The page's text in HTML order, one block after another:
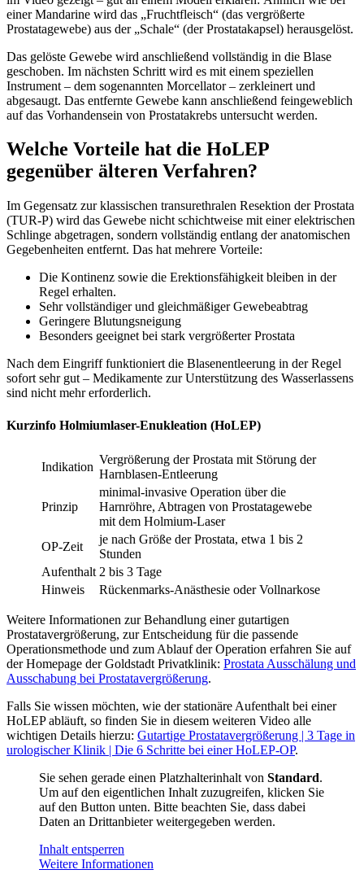
einer Mandarine wird das „Fruchtfleisch“ (das vergrößerte
Prostatagewebe) aus der „Schale“ (der Prostatakapsel) herausgelöst.
Das gelöste Gewebe wird anschließend vollständig in die Blase
geschoben. Im nächsten Schritt wird es mit einem speziellen
Instrument – dem sogenannten Morcellator – zerkleinert und
abgesaugt. Das entfernte Gewebe kann anschließend feingeweblich
auf das Vorhandensein von Prostatakrebs untersucht werden.
Welche Vorteile hat die HoLEP
gegenüber älteren Verfahren?
Im Gegensatz zur klassischen transurethralen Resektion der Prostata
(TUR-P) wird das Gewebe nicht schichtweise mit einer elektrischen
Schlinge abgetragen, sondern vollständig entlang der anatomischen
Gegebenheiten entfernt. Das hat mehrere Vorteile:
Die Kontinenz sowie die Erektionsfähigkeit bleiben in der
Regel erhalten.
Sehr vollständiger und gleichmäßiger Gewebeabtrag
Geringere Blutungsneigung
Besonders geeignet bei stark vergrößerter Prostata
Nach dem Eingriff funktioniert die Blasenentleerung in der Regel
sofort sehr gut – Medikamente zur Unterstützung des Wasserlassens
sind nicht mehr erforderlich.
Kurzinfo Holmiumlaser-Enukleation (HoLEP)
Indikation
Vergrößerung der Prostata mit Störung der
Harnblasen-Entleerung
Prinzip
minimal-invasive Operation über die
Harnröhre, Abtragen von Prostatagewebe
mit dem Holmium-Laser
OP-Zeit
je nach Größe der Prostata, etwa 1 bis 2
Stunden
Aufenthalt 2 bis 3 Tage
Hinweis
Rückenmarks-Anästhesie oder Vollnarkose
Weitere Informationen zur Behandlung einer gutartigen
Prostatavergrößerung, zur Entscheidung für die passende
Operationsmethode und zum Ablauf der Operation erfahren Sie auf
der Homepage der Goldstadt Privatklinik: Prostata Ausschälung und
Ausschabung bei Prostatavergrößerung.
Falls Sie wissen möchten, wie der stationäre Aufenthalt bei einer
HoLEP abläuft, so finden Sie in diesem weiteren Video alle
wichtigen Details hierzu: Gutartige Prostatavergrößerung | 3 Tage in
urologischer Klinik | Die 6 Schritte bei einer HoLEP-OP.
Sie sehen gerade einen Platzhalterinhalt von Standard.
Um auf den eigentlichen Inhalt zuzugreifen, klicken Sie
auf den Button unten. Bitte beachten Sie, dass dabei
Daten an Drittanbieter weitergegeben werden.
Inhalt entsperren
Weitere Informationen